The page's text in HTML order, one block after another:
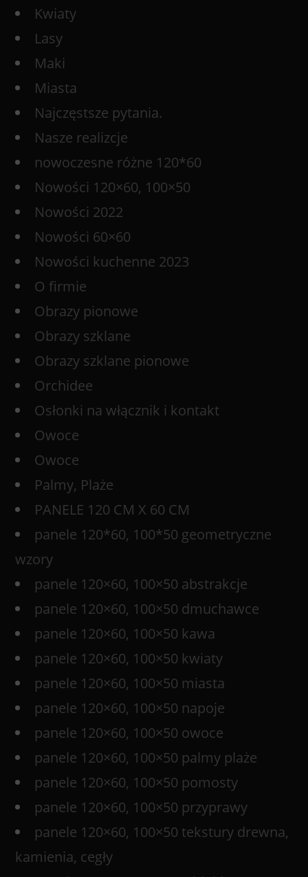
Kwiaty
Lasy
Maki
Miasta
Najczęstsze pytania.
Nasze realizcje
nowoczesne różne 120*60
Nowości 120×60, 100×50
Nowości 2022
Nowości 60×60
Nowości kuchenne 2023
O firmie
Obrazy pionowe
Obrazy szklane
Obrazy szklane pionowe
Orchidee
Osłonki na włącznik i kontakt
Owoce
Owoce
Palmy, Plaże
PANELE 120 CM X 60 CM
panele 120*60, 100*50 geometryczne
wzory
panele 120×60, 100×50 abstrakcje
panele 120×60, 100×50 dmuchawce
panele 120×60, 100×50 kawa
panele 120×60, 100×50 kwiaty
panele 120×60, 100×50 miasta
panele 120×60, 100×50 napoje
panele 120×60, 100×50 owoce
panele 120×60, 100×50 palmy plaże
panele 120×60, 100×50 pomosty
panele 120×60, 100×50 przyprawy
panele 120×60, 100×50 tekstury drewna,
kamienia, cegły